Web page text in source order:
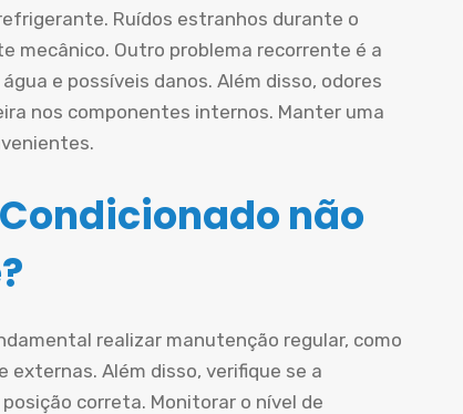
Ruídos estranhos durante o
mecânico. Outro problema recorrente é a
e possíveis danos. Além disso, odores
nos componentes internos. Manter uma
não
realizar manutenção regular, como
Além disso, verifique se a
correta. Monitorar o nível de